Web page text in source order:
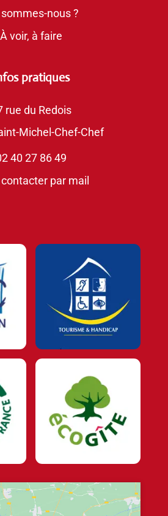
sommes-nous ?
À voir, à faire
pratiques
rue du Redois
Michel-Chef-Chef
40 27 86 49
par mail